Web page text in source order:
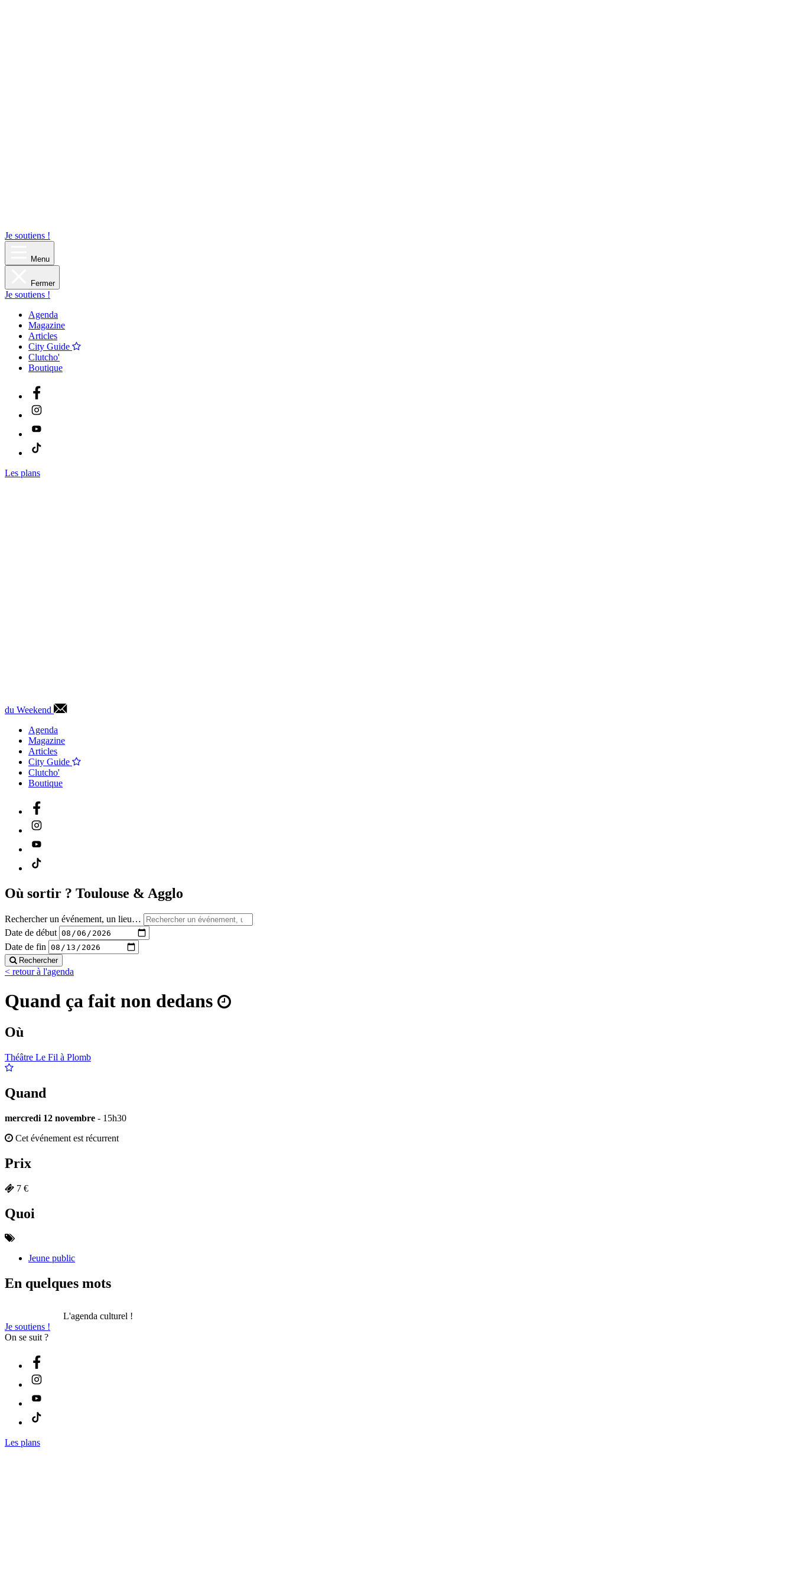
Je soutiens !
Menu
Fermer
Je soutiens !
Agenda
Magazine
Articles
City Guide
Clutcho'
Boutique
Les plans
du Weekend
Agenda
Magazine
Articles
City Guide
Clutcho'
Boutique
Où sortir ? Toulouse & Agglo
Rechercher un événement, un lieu…
Date de début
Date de fin
Rechercher
< retour à l'agenda
Quand ça fait non dedans
Où
Théâtre Le Fil à Plomb
Quand
mercredi 12 novembre - 15h30
Cet événement est récurrent
Prix
7 €
Quoi
Jeune public
En quelques mots
L'agenda culturel !
Je soutiens !
On se suit ?
Les plans